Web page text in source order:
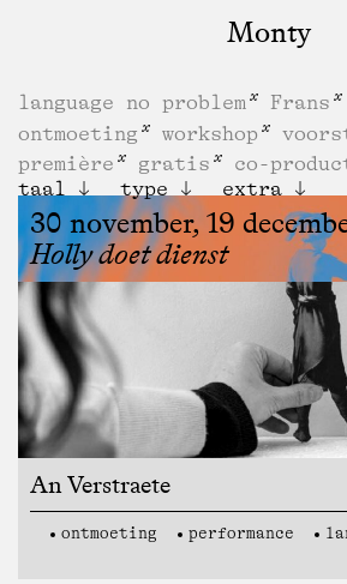
Monty
language no problem Frans
ontmoeting
workshop
première
gratis
co-
taal
type extra
30 november, 19
Holly doet dienst
An Verstraete
ontmoeting performance